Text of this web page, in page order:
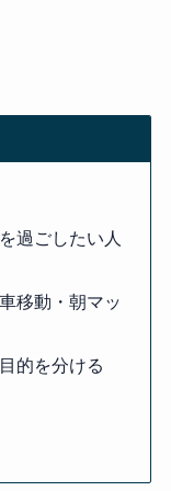
過ごしたい人
移動・朝マッ
的を分ける